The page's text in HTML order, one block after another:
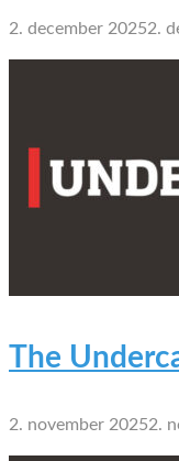
2. december 20252.
The
2. november 20252.